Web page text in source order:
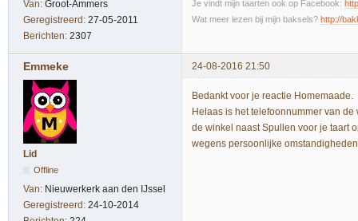
Van: Groot-Ammers
Geregistreerd: 27-05-2011
Berichten: 2307
Je vindt mijn taarten ook op Facebook:
Wat meer lezen bij mijn baksels? http://
Emmeke 24-08-2016 21:50
Lid
Offline
Van: Nieuwerkerk aan den IJssel
Geregistreerd: 24-10-2014
Bedankt voor je reactie Homemaade.
Helaas is het telefoonnummer van
de winkel naast Spullen voor je taart
wegens persoonlijke